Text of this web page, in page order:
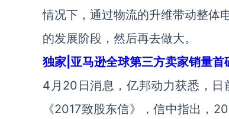
情况下，通过物流的升维带动整体
的发展阶段，然后再去做大。
独家|亚马逊全球第三方卖家销量
4月20日消息，亿邦动力获悉，
《2017致股东信》，信中指出，